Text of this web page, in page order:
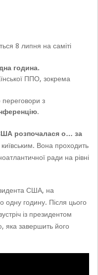
8 липня на саміті
година.
ППО, зокрема
переговори з
.
розпочалася о… за
київським. Вона проходить
ради на рівні
США, на
одну годину. Після цього
із президентом
яка завершить його